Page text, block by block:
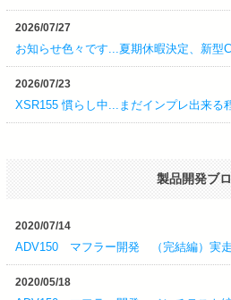
ョ
ン
2026/07/27
お知らせ色々です...夏期休暇決定、新型
2026/07/23
XSR155 慣らし中...まだインプレ出来る
製品開発ブ
2020/07/14
ADV150 マフラー開発 （完結編）実
2020/05/18